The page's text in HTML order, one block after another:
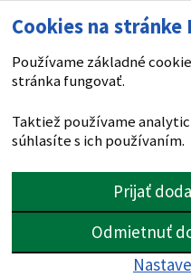
Cookies na stránke
Používame základné
stránka fungovať.
Taktiež používame
súhlasíte s ich používaním.
Prijať
Odmietnuť